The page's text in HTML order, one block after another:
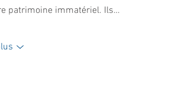
patrimoine immatériel. Ils…